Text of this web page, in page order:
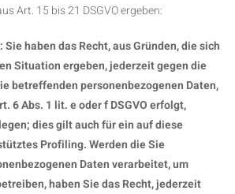
Art. 15 bis 21 DSGVO ergeben:
haben das Recht, aus Gründen, die sich
Situation ergeben, jederzeit gegen die
betreffenden personenbezogenen Daten,
6 Abs. 1 lit. e oder f DSGVO erfolgt,
dies gilt auch für ein auf diese
Profiling. Werden die Sie
Daten verarbeitet, um
haben Sie das Recht, jederzeit